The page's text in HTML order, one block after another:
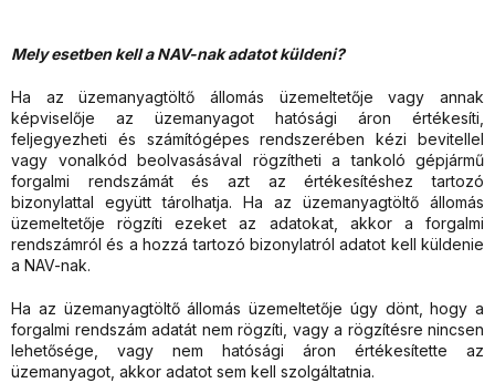
Mely esetben kell a NAV-nak adatot küldeni?
Ha az üzemanyagtöltő állomás üzemeltetője vagy annak
képviselője az üzemanyagot hatósági áron értékesíti,
feljegyezheti és számítógépes rendszerében kézi bevitellel
vagy vonalkód beolvasásával rögzítheti a tankoló gépjármű
forgalmi rendszámát és azt az értékesítéshez tartozó
bizonylattal együtt tárolhatja. Ha az üzemanyagtöltő állomás
üzemeltetője rögzíti ezeket az adatokat, akkor a forgalmi
rendszámról és a hozzá tartozó bizonylatról adatot kell küldenie
a NAV-nak.
Ha az üzemanyagtöltő állomás üzemeltetője úgy dönt, hogy a
forgalmi rendszám adatát nem rögzíti, vagy a rögzítésre nincsen
lehetősége, vagy nem hatósági áron értékesítette az
üzemanyagot, akkor adatot sem kell szolgáltatnia.